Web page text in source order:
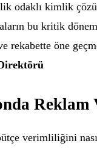
odaklı kimlik
bu kritik
rekabette öne
verimliliğini